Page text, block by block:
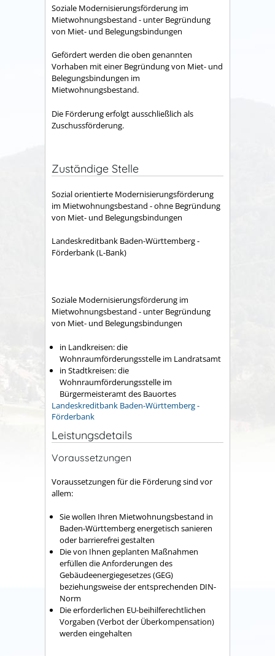
Soziale Modernisierungsförderung im
Mietwohnungsbestand - unter Begründung
von Miet- und Belegungsbindungen
Gefördert werden die oben genannten
Vorhaben mit einer Begründung von Miet- und
Belegungsbindungen im
Mietwohnungsbestand.
Die Förderung erfolgt ausschließlich als
Zuschussförderung.
Zuständige Stelle
Sozial orientierte Modernisierungsförderung
im Mietwohnungsbestand - ohne Begründung
von Miet- und Belegungsbindungen
Landeskreditbank Baden-Württemberg -
Förderbank (L-Bank)
Soziale Modernisierungsförderung im
Mietwohnungsbestand - unter Begründung
von Miet- und Belegungsbindungen
in Landkreisen: die
Wohnraumförderungsstelle im Landratsamt
in Stadtkreisen: die
Wohnraumförderungsstelle im
Bürgermeisteramt des Bauortes
Landeskreditbank Baden-Württemberg -
Förderbank
Leistungsdetails
Voraussetzungen
Voraussetzungen für die Förderung sind vor
allem:
Sie wollen Ihren Mietwohnungsbestand in
Baden-Württemberg energetisch sanieren
oder barrierefrei gestalten
Die von Ihnen geplanten Maßnahmen
erfüllen die Anforderungen des
Gebäudeenergiegesetzes (GEG)
beziehungsweise der entsprechenden DIN-
Norm
Die erforderlichen EU-beihilferechtlichen
Vorgaben (Verbot der Überkompensation)
werden eingehalten